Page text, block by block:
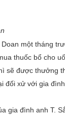
một tháng
thuốc bổ cho
sẽ được thưởng
đối xử với gia
gia đình anh T.